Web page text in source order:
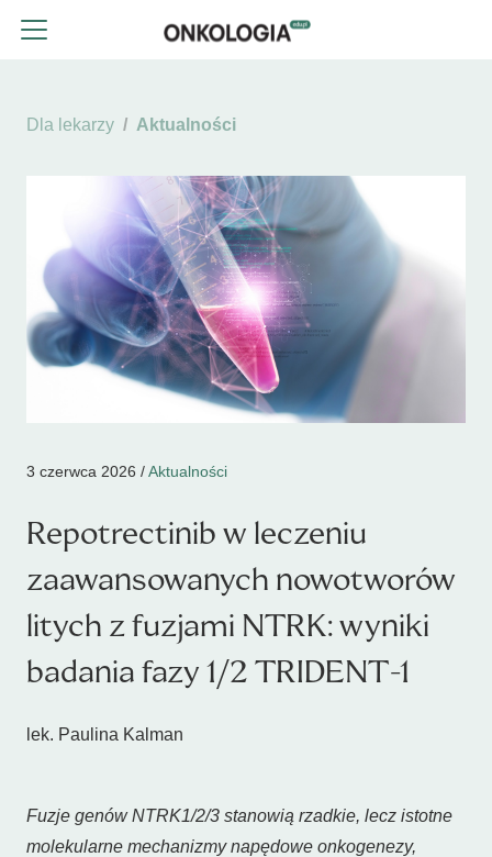
Dla lekarzy Aktualności
3 czerwca 2026 /Aktualności
Repotrectinib w leczeniu
zaawansowanych nowotworów
litych z fuzjami NTRK: wyniki
badania fazy 1/2 TRIDENT-1
lek. Paulina Kalman
Fuzje genówNTRK1/2/3 stanowią rzadkie, lecz istotne
molekularne mechanizmy napędowe onkogenezy,